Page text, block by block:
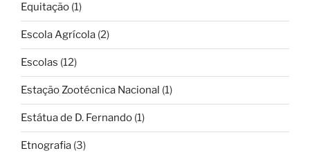
Equitação (1)
Escola Agrícola (2)
Escolas (12)
Estação Zootécnica Nacional (1)
Estátua de D. Fernando (1)
Etnografia (3)